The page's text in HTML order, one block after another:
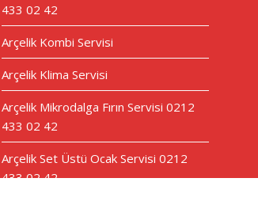
433 02 42
Arçelik Kombi Servisi
Arçelik Klima Servisi
Arçelik Mikrodalga Fırın Servisi 0212
433 02 42
Arçelik Set Üstü Ocak Servisi 0212
433 02 42